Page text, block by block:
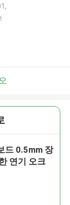
드 0.5mm 장
연기 오크